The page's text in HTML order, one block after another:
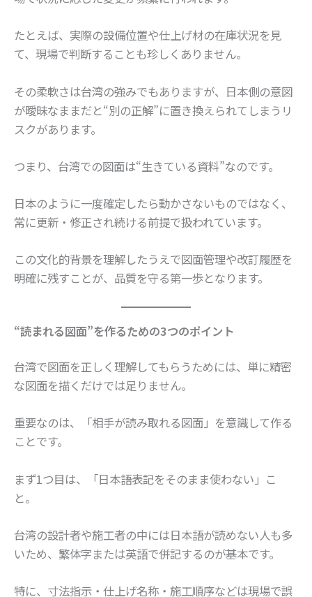
たとえば、実際の設備位置や仕上げ材の在庫状況を見
て、現場で判断することも珍しくありません。
その柔軟さは台湾の強みでもありますが、日本側の意図
が曖昧なままだと“別の正解”に置き換えられてしまうリ
スクがあります。
つまり、台湾での図面は“生きている資料”なのです。
日本のように一度確定したら動かさないものではなく、
常に更新・修正され続ける前提で扱われています。
この文化的背景を理解したうえで図面管理や改訂履歴を
明確に残すことが、品質を守る第一歩となります。
“読まれる図面”を作るための3つのポイント
台湾で図面を正しく理解してもらうためには、単に精密
な図面を描くだけでは足りません。
重要なのは、「相手が読み取れる図面」を意識して作る
ことです。
まず1つ目は、「日本語表記をそのまま使わない」こ
と。
台湾の設計者や施工者の中には日本語が読めない人も多
いため、繁体字または英語で併記するのが基本です。
特に、寸法指示・仕上げ名称・施工順序などは現場で誤